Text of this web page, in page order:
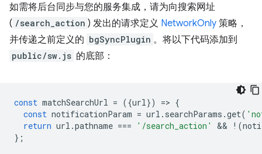
如需将后台同步与您的服务集成，请为向搜索网址
( /search_action ) 发出的请求定义 NetworkOnly 策略，
并传递之前定义的 bgSyncPlugin 。将以下代码添加到
public/sw.js 的底部：
const matchSearchUrl = ({url }) => {
const notificationParam = url . searchParams .get(
return url .pathname === '/search_action' && ! (
};